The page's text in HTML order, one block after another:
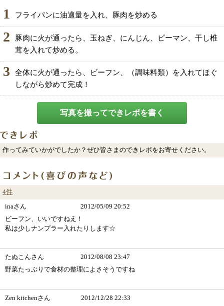
1 フライパンに油適量を入れ、豚肉を炒める
2
豚肉に火が通ったら、玉ねぎ、にんじん、ピーマン、干し椎
茸を入れて炒める。
3
全体に火が通ったら、ビーフン、（調味料類）を入れてほぐ
しながら炒めて完成！
写真を撮ってできレポを書く
作ってみていかがでしたか？ぜひ皆さまのできレポをお寄せください。
4件
inaさん
2012/05/09 20:52
ビーフン、いいですねえ！
私は少しナンプラー入れたりします☆
たぬこんさん
2012/08/08 23:47
野菜たっぷりで食材の整理によさそうですね
Zen kitchenさん
2012/12/28 22:33